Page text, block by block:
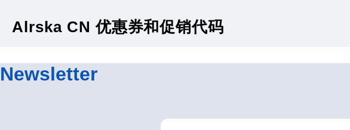
Alrska CN 优惠券和促销代码
Newsletter